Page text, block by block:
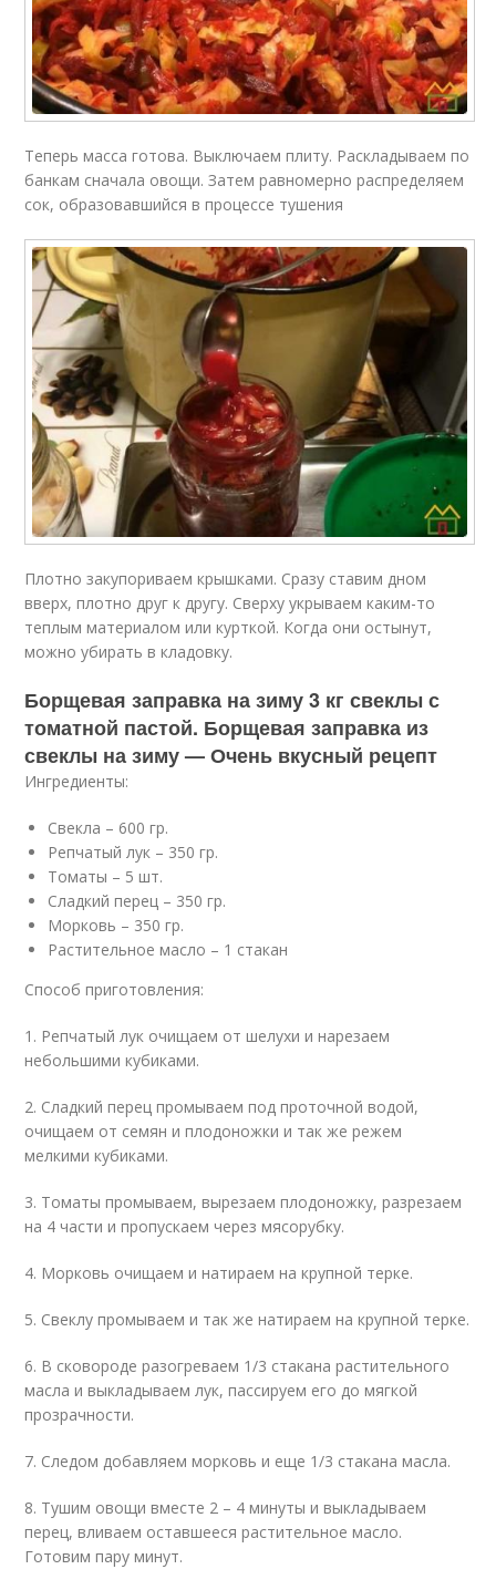
Теперь масса готова. Выключаем плиту. Раскладываем по
банкам сначала овощи. Затем равномерно распределяем
сок, образовавшийся в процессе тушения
Плотно закупориваем крышками. Сразу ставим дном
вверх, плотно друг к другу. Сверху укрываем каким-то
теплым материалом или курткой. Когда они остынут,
можно убирать в кладовку.
Борщевая заправка на зиму 3 кг свеклы с
томатной пастой. Борщевая заправка из
свеклы на зиму — Очень вкусный рецепт
Ингредиенты:
Свекла – 600 гр.
Репчатый лук – 350 гр.
Томаты – 5 шт.
Сладкий перец – 350 гр.
Морковь – 350 гр.
Растительное масло – 1 стакан
Способ приготовления:
1. Репчатый лук очищаем от шелухи и нарезаем
небольшими кубиками.
2. Сладкий перец промываем под проточной водой,
очищаем от семян и плодоножки и так же режем
мелкими кубиками.
3. Томаты промываем, вырезаем плодоножку, разрезаем
на 4 части и пропускаем через мясорубку.
4. Морковь очищаем и натираем на крупной терке.
5. Свеклу промываем и так же натираем на крупной терке.
6. В сковороде разогреваем 1/3 стакана растительного
масла и выкладываем лук, пассируем его до мягкой
прозрачности.
7. Следом добавляем морковь и еще 1/3 стакана масла.
8. Тушим овощи вместе 2 – 4 минуты и выкладываем
перец, вливаем оставшееся растительное масло.
Готовим пару минут.